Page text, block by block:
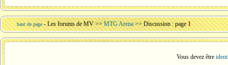
haut de page -Les forums de MV>>MTG Arena>> Discussion : page1
Vous devez être